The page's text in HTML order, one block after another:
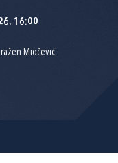
16:00
Miočević.